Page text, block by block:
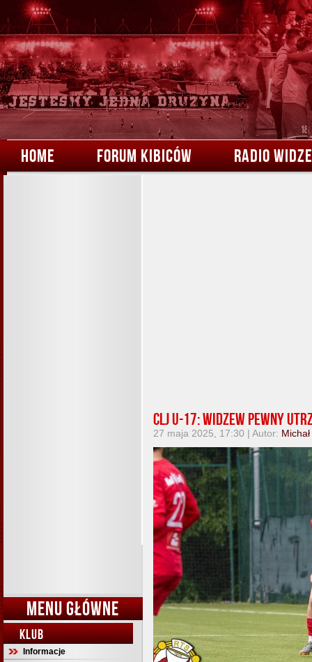
HOME FORUM KIBICÓW RADIO
MENU GŁÓWNE
KLUB
Informacje
CLJ U-17: Widzew pewny
27 maja 2025, 17:30 | Autor: Michał